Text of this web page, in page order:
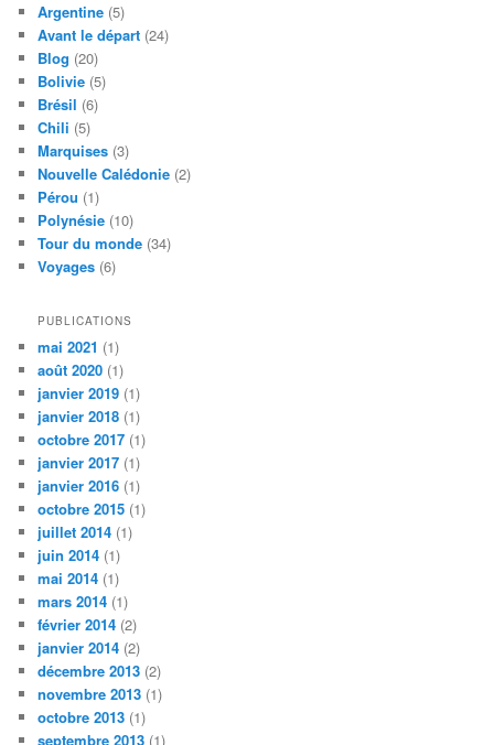
Argentine (5)
Avant le départ (24)
Blog (20)
Bolivie (5)
Brésil (6)
Chili (5)
Marquises (3)
Nouvelle Calédonie (2)
Pérou (1)
Polynésie (10)
Tour du monde (34)
Voyages (6)
PUBLICATIONS
mai 2021 (1)
août 2020 (1)
janvier 2019 (1)
janvier 2018 (1)
octobre 2017 (1)
janvier 2017 (1)
janvier 2016 (1)
octobre 2015 (1)
juillet 2014 (1)
juin 2014 (1)
mai 2014 (1)
mars 2014 (1)
février 2014 (2)
janvier 2014 (2)
décembre 2013 (2)
novembre 2013 (1)
octobre 2013 (1)
septembre 2013 (1)